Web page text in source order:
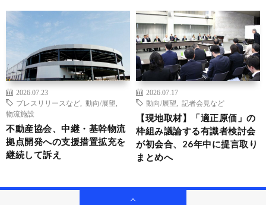
2026.07.23
プレスリリースなど
動向/展望
物流施設
不動産協会、中継・基幹物流
拠点開発への支援措置拡充を
継続して訴え
2026.07.17
動向/展望
記者会見など
【現地取材】「適正原価」の
枠組み議論する有識者検討会
が初会合、26年中に提言取り
まとめへ